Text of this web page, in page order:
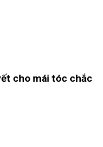
cho mái tóc chắc